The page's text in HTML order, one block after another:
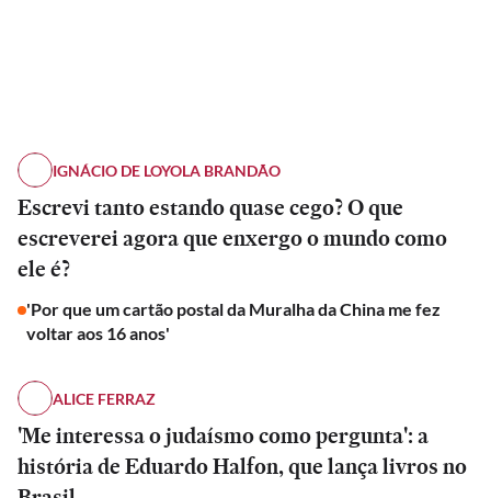
IGNÁCIO DE LOYOLA BRANDÃO
Escrevi tanto estando quase cego? O que
escreverei agora que enxergo o mundo como
ele é?
'Por que um cartão postal da Muralha da China me fez
voltar aos 16 anos'
ALICE FERRAZ
'Me interessa o judaísmo como pergunta': a
história de Eduardo Halfon, que lança livros no